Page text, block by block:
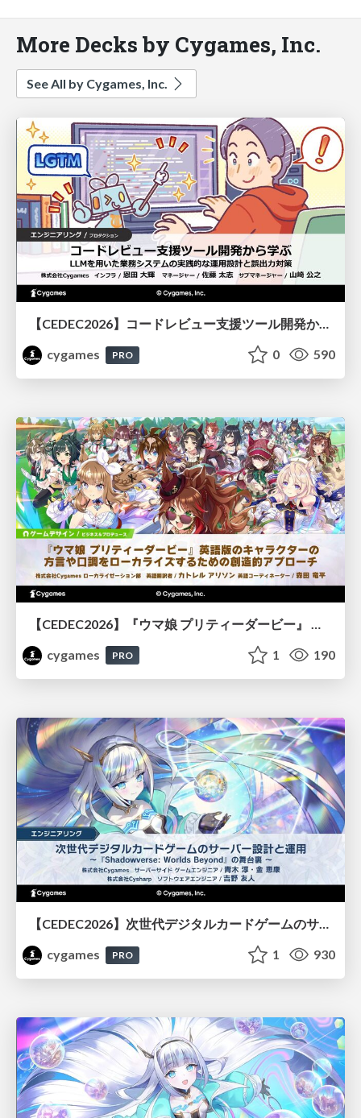
More Decks by Cygames, Inc.
See All by Cygames, Inc.
【CEDEC2026】コードレビュー支援ツール開発から学ぶ：LLMを用いた業務システムの実践的な運用設計と誤出力対策
cygames
PRO 0 590
cygames
PRO 1 190
【CEDEC2026】次世代デジタルカードゲームのサーバー設計と運用 〜『Shadowverse: Worlds Beyond』の舞台裏～
cygames
PRO 1 930